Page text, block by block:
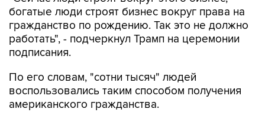
богатые люди строят бизнес вокруг права на
гражданство по рождению. Так это не должно
работать", - подчеркнул Трамп на церемонии
подписания.
По его словам, "сотни тысяч" людей
воспользовались таким способом получения
американского гражданства.